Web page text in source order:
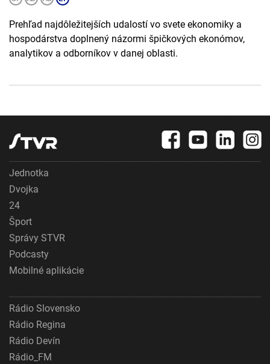
Prehľad najdôležitejších udalostí vo svete ekonomiky a
hospodárstva doplnený názormi špičkových ekonómov,
analytikov a odborníkov v danej oblasti.
Jednotka
Dvojka
24
Šport
Správy STVR
Podcasty
Mobilné aplikácie
Rádio Slovensko
Rádio Regina
Rádio Devín
Rádio_FM